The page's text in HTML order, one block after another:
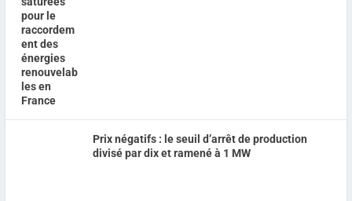
Prix négatifs : le seuil d’arrêt de production
divisé par dix et ramené à 1 MW